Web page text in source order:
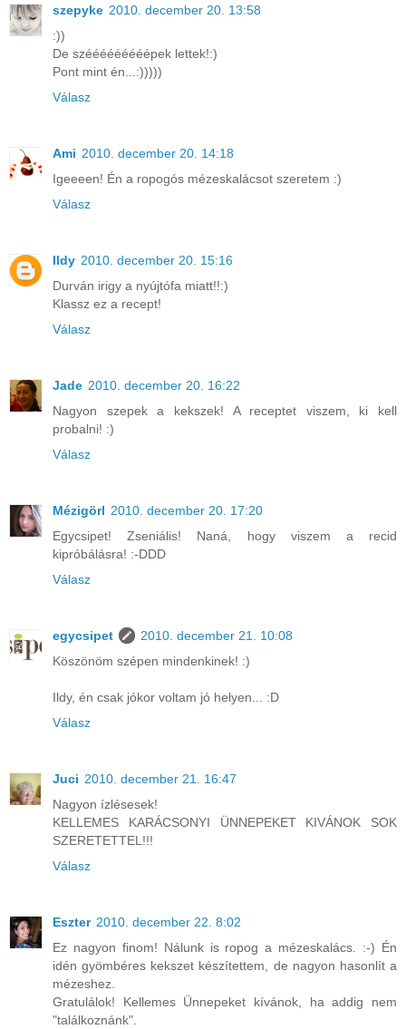
szepyke 2010. december 20. 13:58
:))
De szééééééééépek lettek!:)
Pont mint én...:)))))
Válasz
Ami 2010. december 20. 14:18
Igeeeen! Én a ropogós mézeskalácsot szeretem :)
Válasz
Ildy 2010. december 20. 15:16
Durván irigy a nyújtófa miatt!!:)
Klassz ez a recept!
Válasz
Jade 2010. december 20. 16:22
Nagyon szepek a kekszek! A receptet viszem, ki kell
probalni! :)
Válasz
Mézigörl 2010. december 20. 17:20
Egycsipet! Zseniális! Naná, hogy viszem a recid
kipróbálásra! :-DDD
Válasz
egycsipet
2010. december 21. 10:08
Köszönöm szépen mindenkinek! :)
Ildy, én csak jókor voltam jó helyen... :D
Válasz
Juci 2010. december 21. 16:47
Nagyon ízlésesek!
KELLEMES KARÁCSONYI ÜNNEPEKET KIVÁNOK SOK
SZERETETTEL!!!
Válasz
Eszter 2010. december 22. 8:02
Ez nagyon finom! Nálunk is ropog a mézeskalács. :-) Én
idén gyömbéres kekszet készítettem, de nagyon hasonlít a
mézeshez.
Gratulálok! Kellemes Ünnepeket kívánok, ha addig nem
"találkoznánk".